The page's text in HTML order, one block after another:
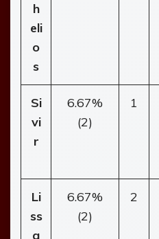
h
eli
o
s
Si
vi
r
6.67%
(2)
1
Li
ss
a
6.67%
(2)
2